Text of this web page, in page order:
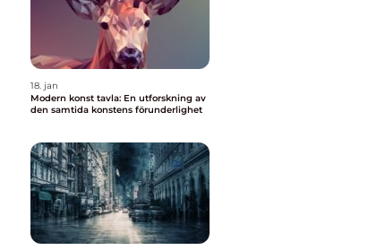
18. jan
Modern konst tavla: En utforskning av
den samtida konstens förunderlighet